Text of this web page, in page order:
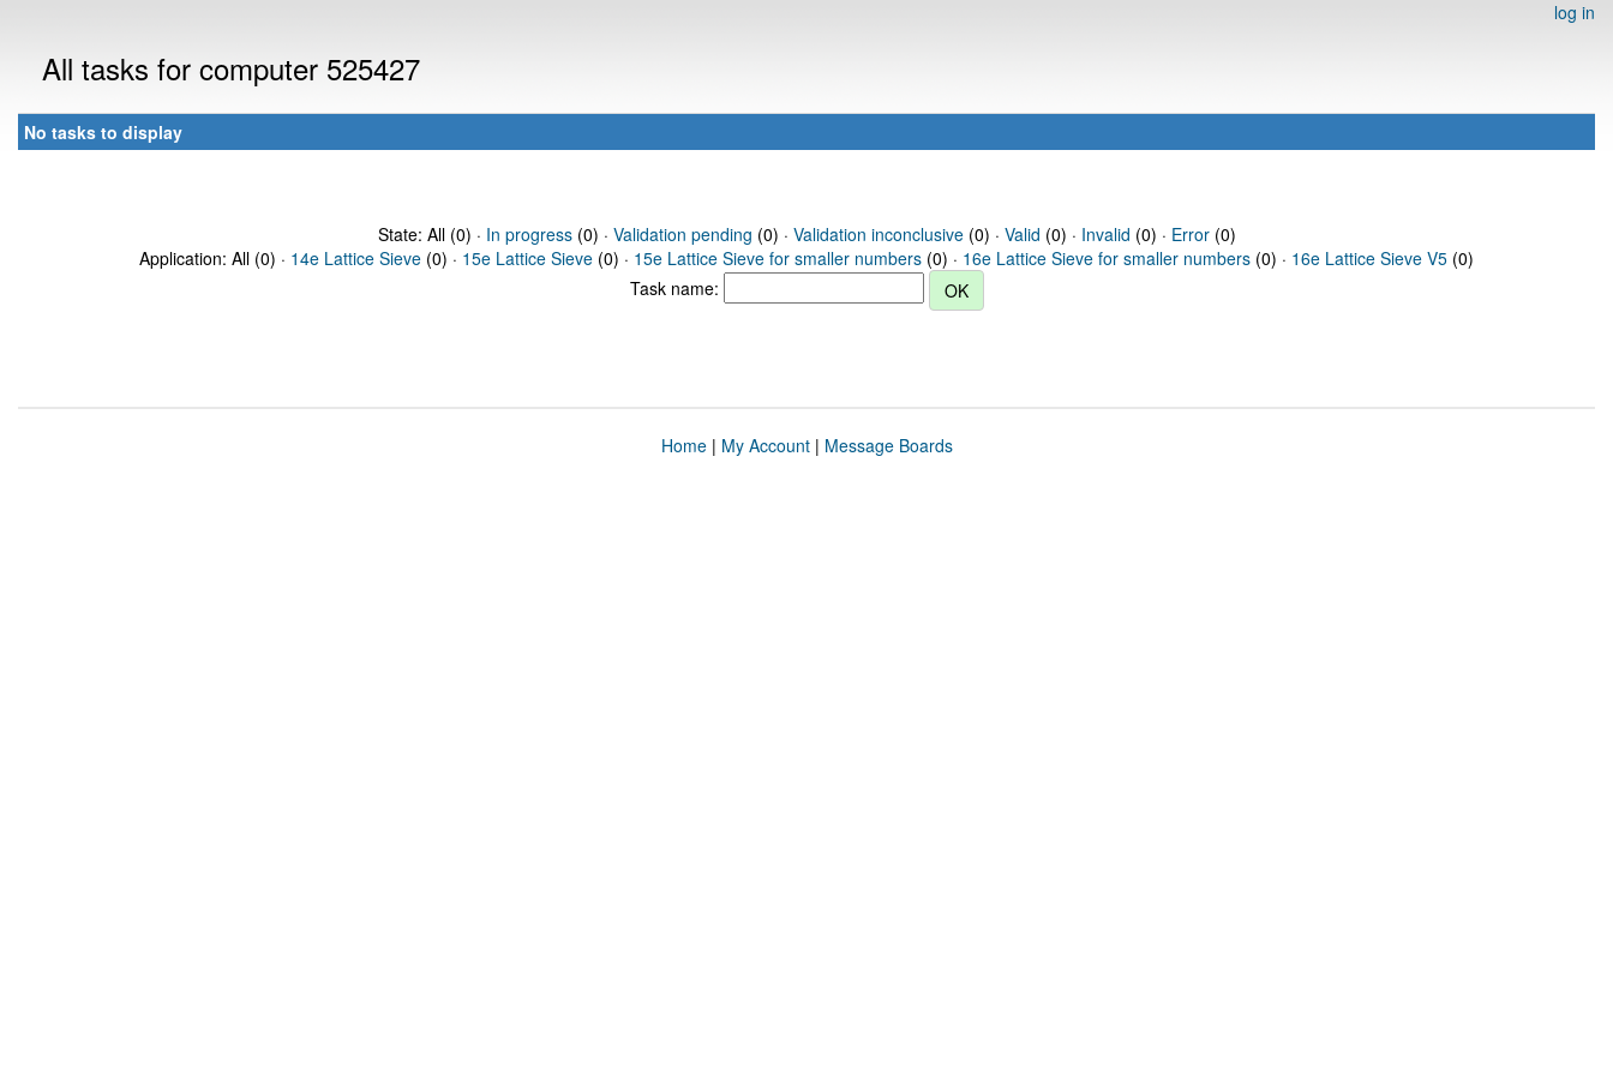
log in
All tasks for computer 525427
No tasks to display
State: All (0) · In progress(0) · Validation pending (0) · Validation inconclusive(0) · Valid (0) · Invalid (0) · Error(0)
Application: All (0) · 14e Lattice Sieve (0) · 15e Lattice Sieve (0) · 15e Lattice Sieve for smaller numbers (0) · 16e Lattice Sieve for smaller numbers (0) · 16e Lattice Sieve V5 (0)
Task name:
Home| My Account| Message Boards